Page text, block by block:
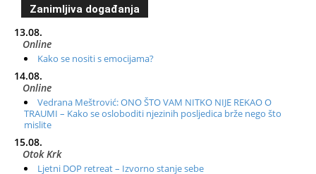
Zanimljiva događanja
13.08.
Online
Kako se nositi s emocijama?
14.08.
Online
Vedrana Meštrović: ONO ŠTO VAM NITKO NIJE REKAO O
TRAUMI – Kako se osloboditi njezinih posljedica brže nego što
mislite
15.08.
Otok Krk
Ljetni DOP retreat – Izvorno stanje sebe